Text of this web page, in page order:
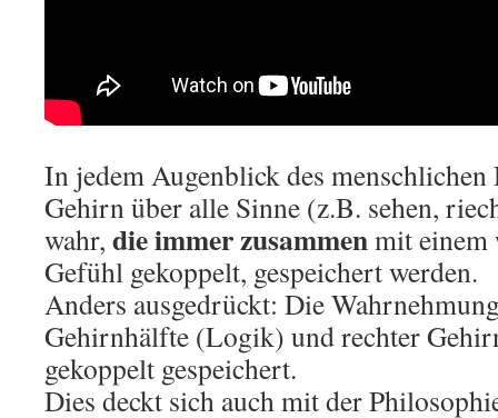
In jedem Augenblick des menschlichen
Gehirn über alle Sinne (z.B. sehen,
wahr, die immer zusammenmit einem
Gefühl gekoppelt, gespeichert werden.
Anders ausgedrückt: Die
Gehirnhälfte (Logik) und rechter
gekoppelt gespeichert.
Dies deckt sich auch mit der